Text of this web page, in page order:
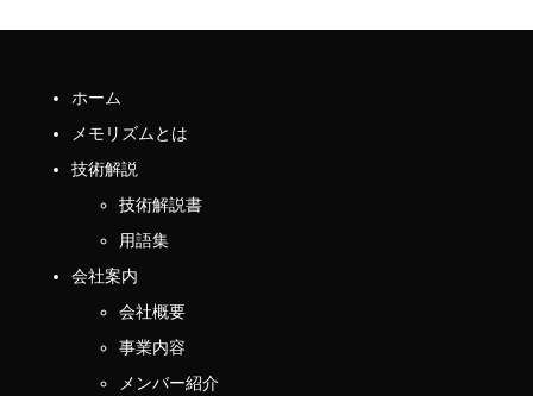
ホーム
メモリズムとは
技術解説
技術解説書
用語集
会社案内
会社概要
事業内容
メンバー紹介